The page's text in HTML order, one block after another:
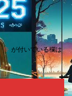
※ が付いている欄は